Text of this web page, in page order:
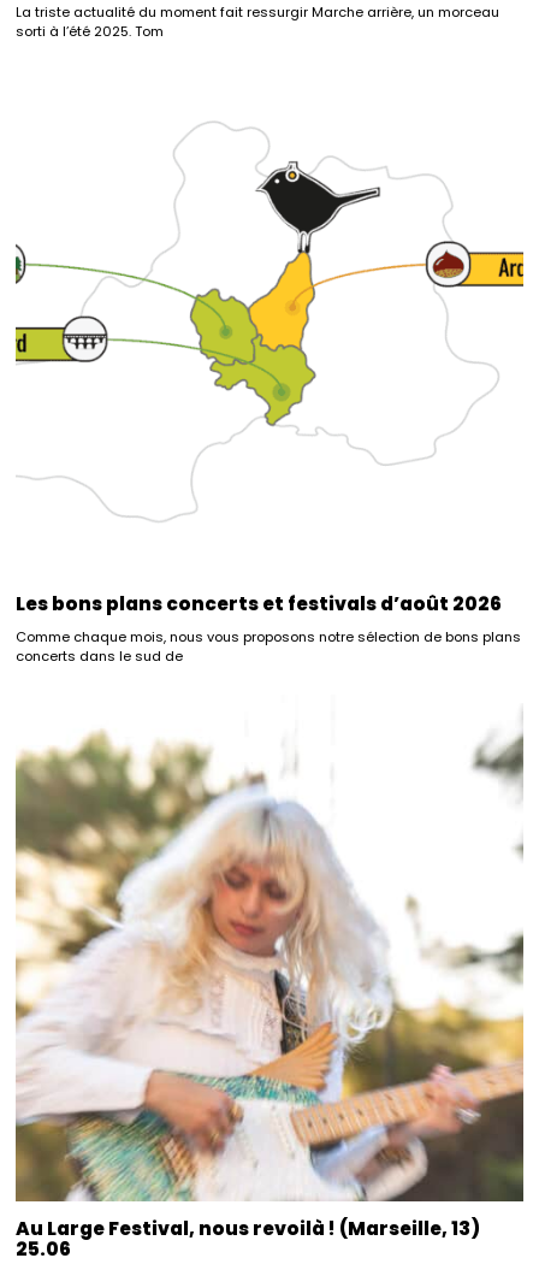
La triste actualité du moment fait ressurgir Marche arrière, un morceau
sorti à l’été 2025. Tom
Les bons plans concerts et festivals d’août 2026
Comme chaque mois, nous vous proposons notre sélection de bons plans
concerts dans le sud de
Au Large Festival, nous revoilà ! (Marseille, 13)
25.06